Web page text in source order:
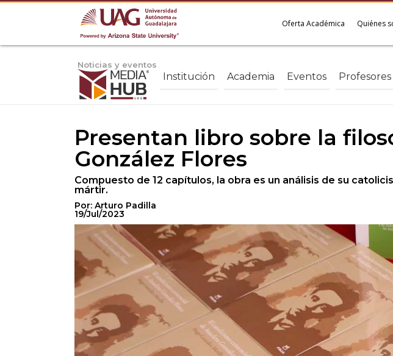
Oferta Académica Quiénes
Noticias y eventos
Institución Academia Eventos Profesores
Presentan libro sobre la
González Flores
Compuesto de 12 capítulos, la obra es un análisis de su
mártir.
Por: Arturo Padilla
19/Jul/2023